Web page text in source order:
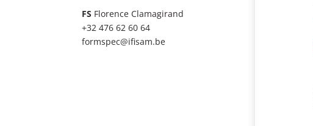
FS Florence Clamagirand
+32 476 62 60 64
formspec@ifisam.be